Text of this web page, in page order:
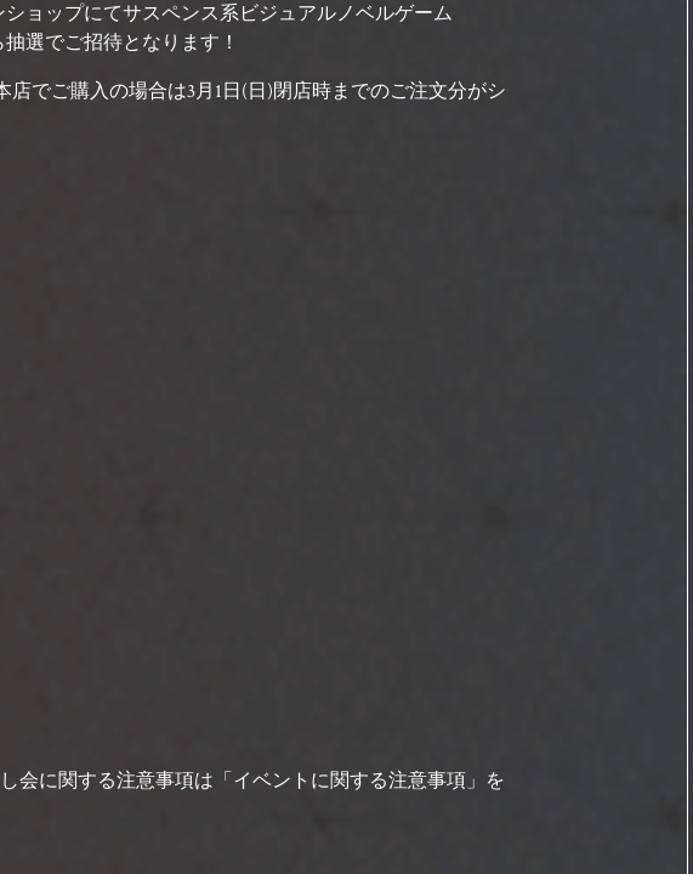
ョップにてサスペンス系ビジュアルノベルゲーム
選でご招待となります！
でご購入の場合は3月1日(日)閉店時までのご注文分がシ
に関する注意事項は「イベントに関する注意事項」を